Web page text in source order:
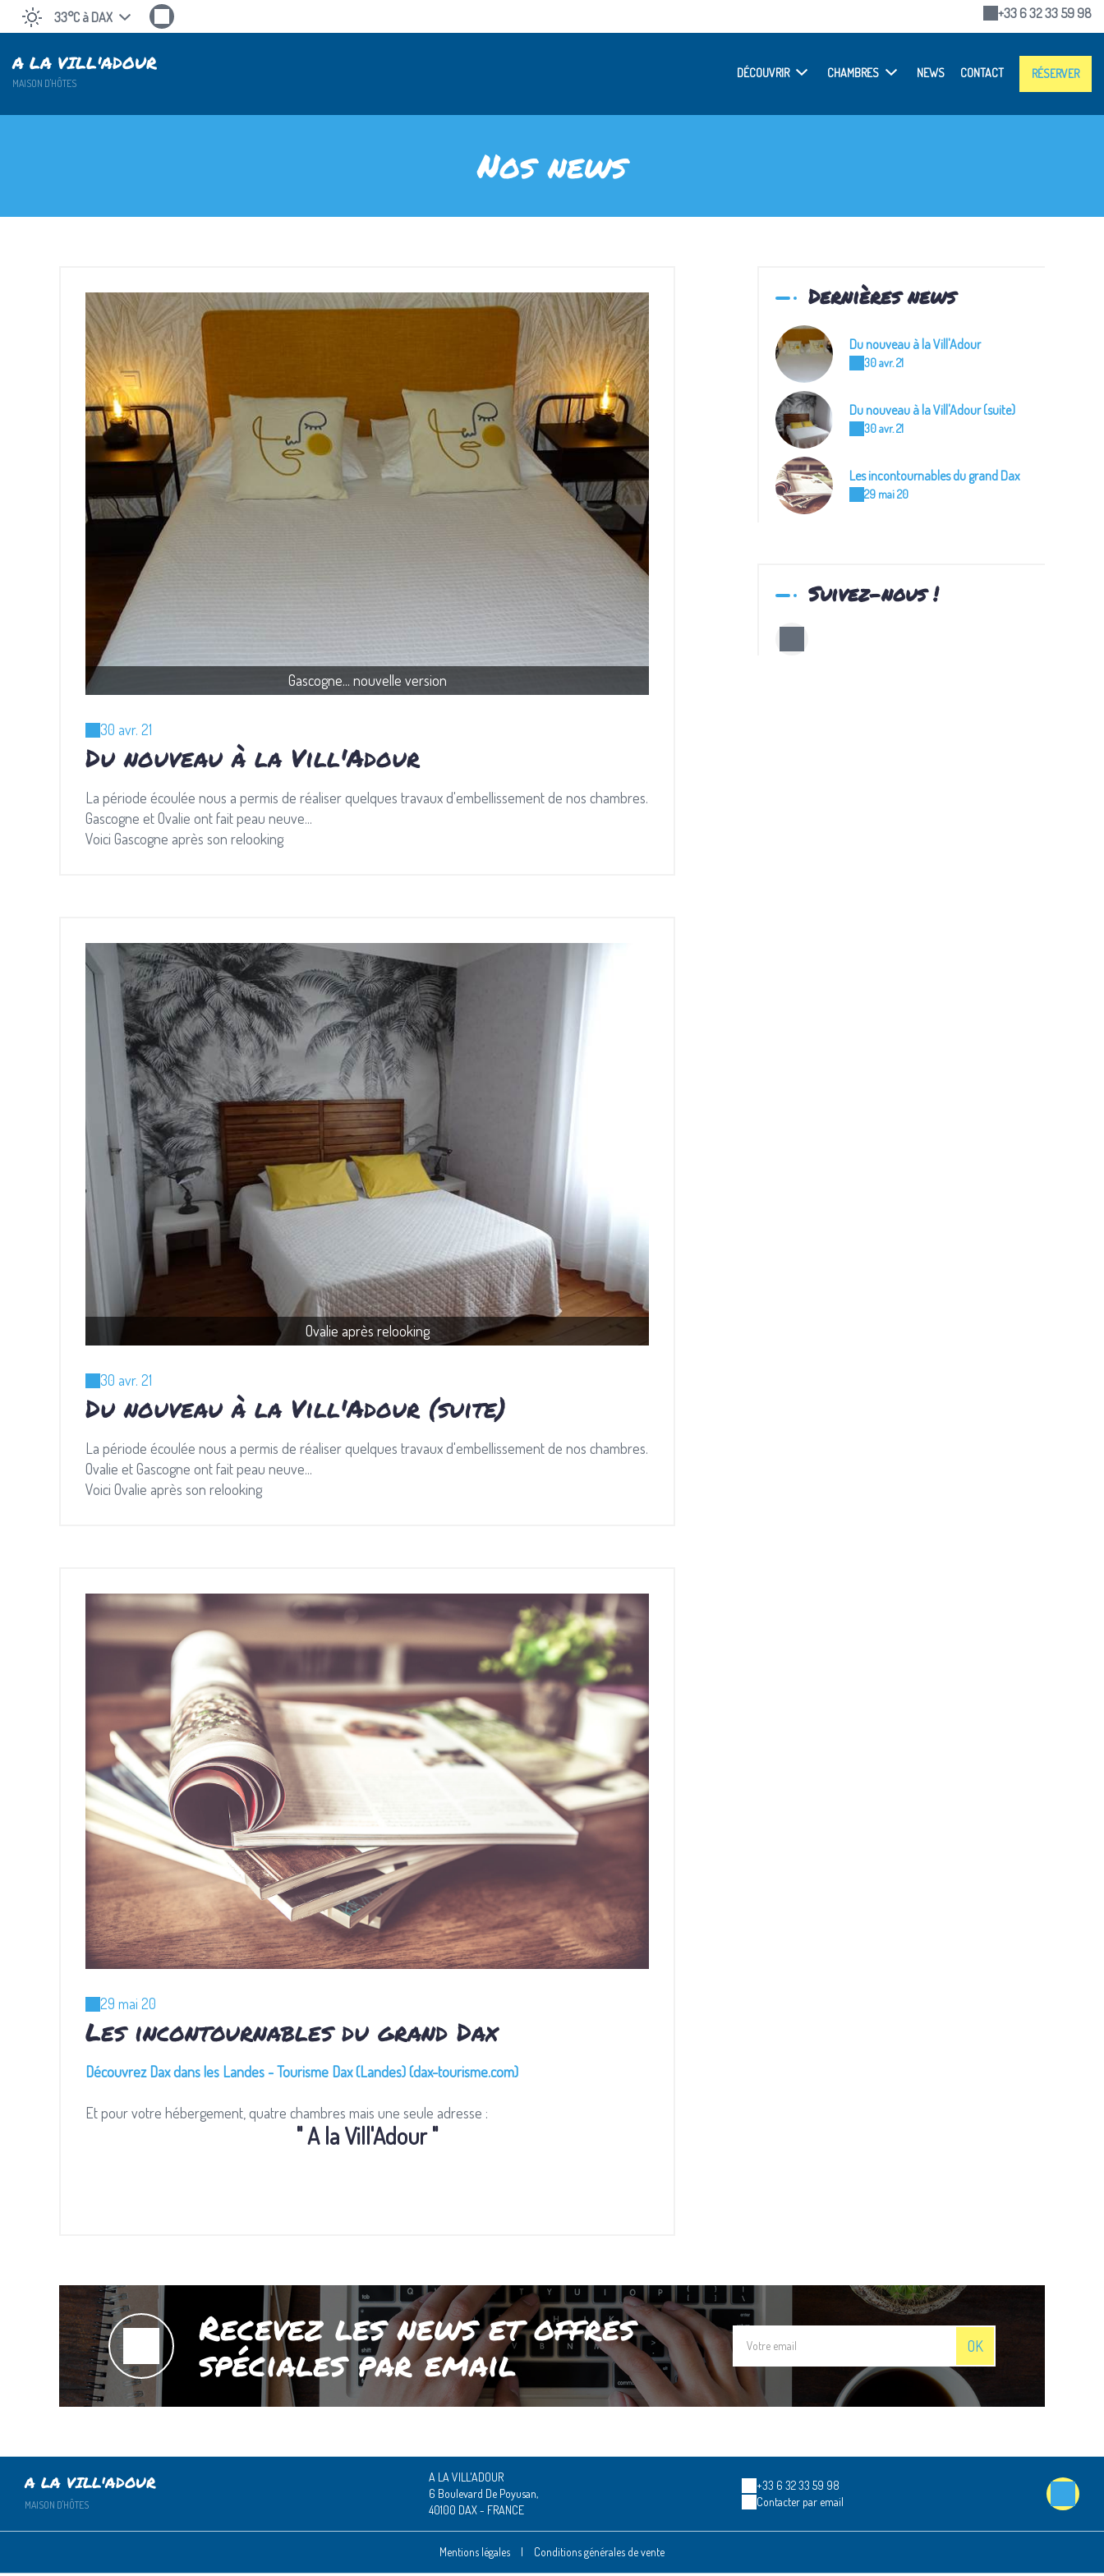
33°C à DAX +33 6 32 33 59 98
A LA VILL'ADOUR
MAISON D'HÔTES
DÉCOUVRIR CHAMBRES NEWS CONTACT RÉSERVER
Nos news
Gascogne... nouvelle version
30 avr. 21
Du nouveau à la Vill'Adour
La période écoulée nous a permis de réaliser quelques travaux d'embellissement de nos chambres.
Gascogne et Ovalie ont fait peau neuve...
Voici Gascogne après son relooking
Ovalie après relooking
30 avr. 21
Du nouveau à la Vill'Adour (suite)
La période écoulée nous a permis de réaliser quelques travaux d'embellissement de nos chambres.
Ovalie et Gascogne ont fait peau neuve...
Voici Ovalie après son relooking
29 mai 20
Les incontournables du grand Dax
Découvrez Dax dans les Landes - Tourisme Dax (Landes) (dax-tourisme.com)
" A la Vill'Adour "
Dernières news
Du nouveau à la Vill'Adour
30 avr. 21
Du nouveau à la Vill'Adour (suite)
30 avr. 21
Les incontournables du grand Dax
29 mai 20
Suivez-nous !
Recevez les news et offres
spéciales par email OK
A LA VILL'ADOUR
MAISON D'HÔTES
A LA VILL'ADOUR
6 Boulevard De Poyusan,
40100 DAX - FRANCE
+33 6 32 33 59 98
Contacter par email
Mentions légales | Conditions générales de vente